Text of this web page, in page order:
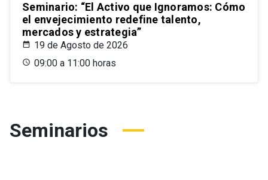
Seminario: “El Activo que Ignoramos: Cómo
el envejecimiento redefine talento,
mercados y estrategia”
19 de Agosto de 2026
09:00 a 11:00 horas
Seminarios